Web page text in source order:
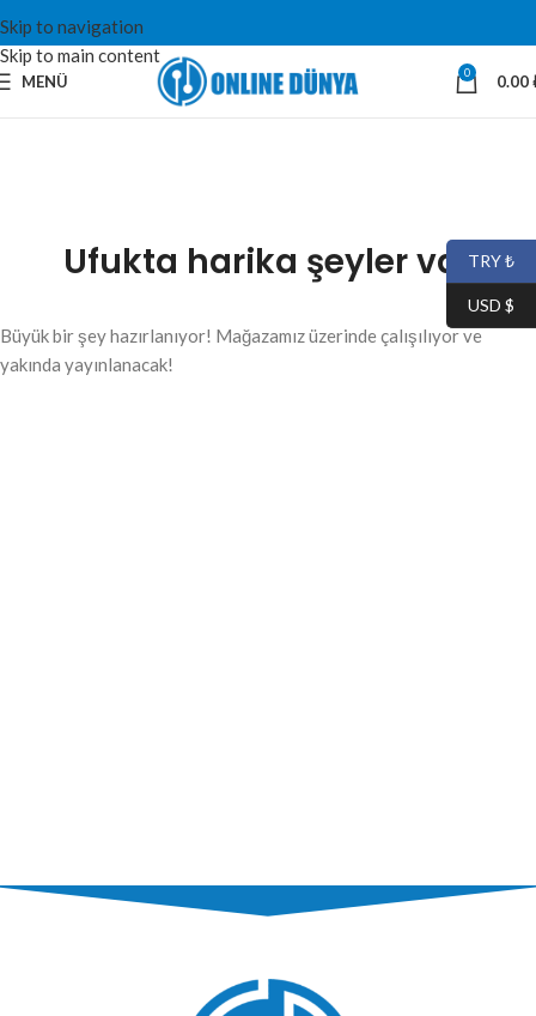
Skip to navigation
Skip to main content
MENÜ 0 0.00
Ufukta harika şeyler var
Büyük bir şey hazırlanıyor! Mağazamız üzerinde çalışılıyor ve
yakında yayınlanacak!
TRY ₺
USD $